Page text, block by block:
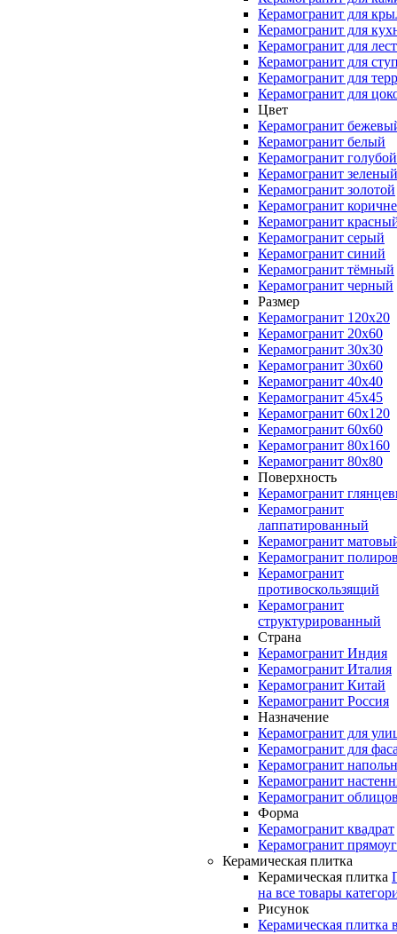
Керамогранит для
Керамогранит для
Керамогранит для
Керамогранит для
Керамогранит для
Керамогранит для
Цвет
Керамогранит
Керамогранит белый
Керамогранит голубой
Керамогранит зеленый
Керамогранит золотой
Керамогранит
Керамогранит
Керамогранит серый
Керамогранит синий
Керамогранит тёмный
Керамогранит черный
Размер
Керамогранит 120x20
Керамогранит 20x60
Керамогранит 30x30
Керамогранит 30x60
Керамогранит 40x40
Керамогранит 45x45
Керамогранит 60x120
Керамогранит 60x60
Керамогранит 80x160
Керамогранит 80x80
Поверхность
Керамогранит
Керамогранит
лаппатированный
Керамогранит
Керамогранит
Керамогранит
противоскользящий
Керамогранит
структурированный
Страна
Керамогранит Индия
Керамогранит Италия
Керамогранит Китай
Керамогранит Россия
Назначение
Керамогранит для
Керамогранит для
Керамогранит
Керамогранит
Керамогранит
Форма
Керамогранит квадрат
Керамогранит
Керамическая плитка
Керамическая плитка
на все товары
Рисунок
Керамическая плитка